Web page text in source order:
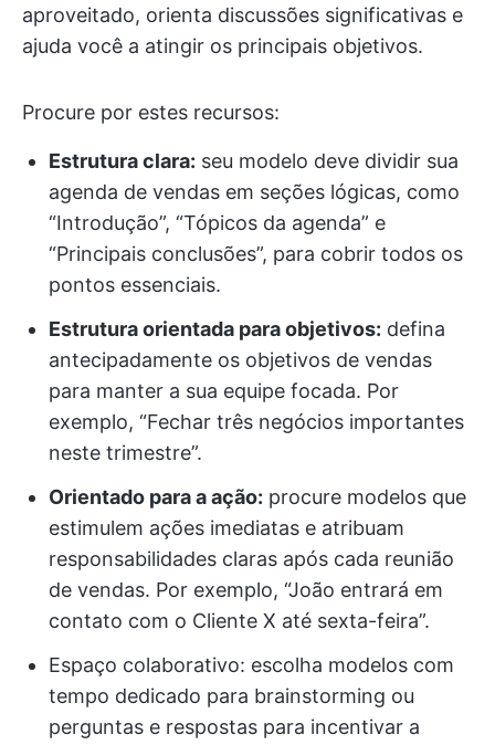
aproveitado, orienta discussões significativas e
ajuda você a atingir os principais objetivos.
Procure por estes recursos:
Estrutura clara: seu modelo deve dividir sua
agenda de vendas em seções lógicas, como
“Introdução”, “Tópicos da agenda” e
“Principais conclusões”, para cobrir todos os
pontos essenciais.
Estrutura orientada para objetivos: defina
antecipadamente os objetivos de vendas
para manter a sua equipe focada. Por
exemplo, “Fechar três negócios importantes
neste trimestre”.
Orientado para a ação: procure modelos que
estimulem ações imediatas e atribuam
responsabilidades claras após cada reunião
de vendas. Por exemplo, “João entrará em
contato com o Cliente X até sexta-feira”.
Espaço colaborativo: escolha modelos com
tempo dedicado para brainstorming ou
perguntas e respostas para incentivar a